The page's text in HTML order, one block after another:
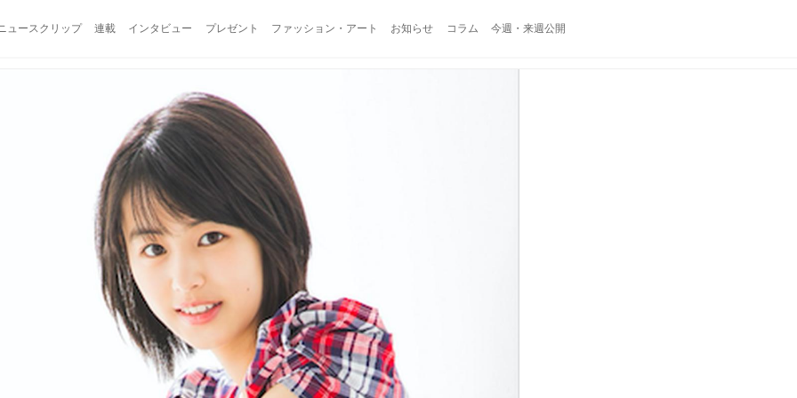
ュースクリップ 連載 インタビュー プレゼント ファッション・アート お知らせ コラム 今週・来週公開